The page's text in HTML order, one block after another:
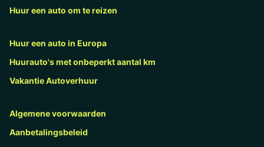
Huur een auto om te reizen
Huur een auto in Europa
Huurauto's met onbeperkt aantal km
Vakantie Autoverhuur
Algemene voorwaarden
Aanbetalingsbeleid